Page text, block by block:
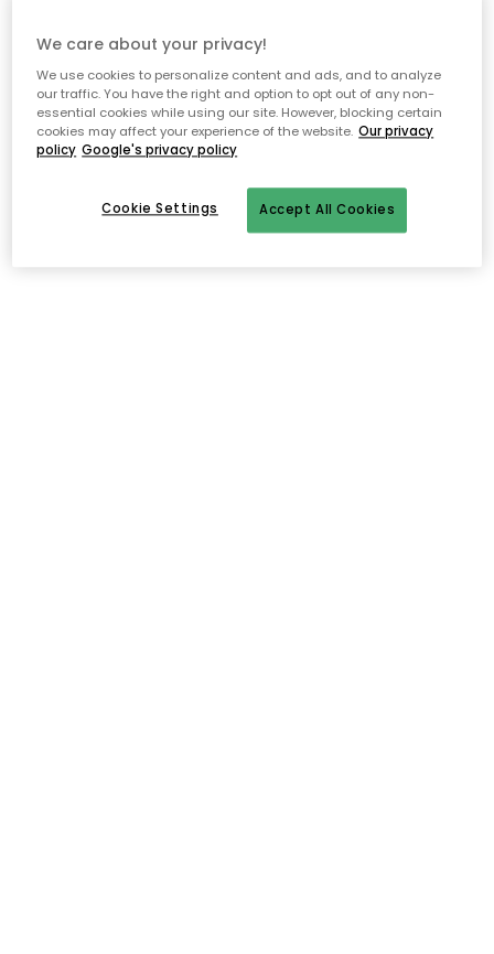
We care about your privacy!
We use cookies to personalize content and ads, and to analyze
our traffic. You have the right and option to opt out of any non-
essential cookies while using our site. However, blocking certain
cookies may affect your experience of the website. Our privacy
policy Google's privacy policy
Accept All Cookies
Cookie Settings